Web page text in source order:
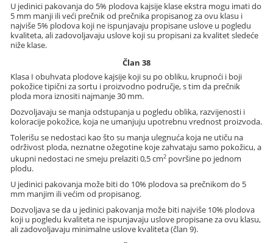
U jedinici pakovanja do 5% plodova kajsije klase ekstra mogu imati do
5 mm manji ili veći prečnik od prečnika propisanog za ovu klasu i
najviše 5% plodova koji ne ispunjavaju propisane uslove u pogledu
kvaliteta, ali zadovoljavaju uslove koji su propisani za kvalitet sledeće
niže klase.
Član 38
Klasa I obuhvata plodove kajsije koji su po obliku, krupnoći i boji
pokožice tipični za sortu i proizvodno područje, s tim da prečnik
ploda mora iznositi najmanje 30 mm.
Dozvoljavaju se manja odstupanja u pogledu oblika, razvijenosti i
koloracije pokožice, koja ne umanjuju upotrebnu vrednost proizvoda.
Tolerišu se nedostaci kao što su manja ulegnuća koja ne utiču na
održivost ploda, neznatne ožegotine koje zahvataju samo pokožicu, a
ukupni nedostaci ne smeju prelaziti 0,5 cm2 površine po jednom
plodu.
U jedinici pakovanja može biti do 10% plodova sa prečnikom do 5
mm manjim ili većim od propisanog.
Dozvoljava se da u jedinici pakovanja može biti najviše 10% plodova
koji u pogledu kvaliteta ne ispunjavaju uslove propisane za ovu klasu,
ali zadovoljavaju minimalne uslove kvaliteta (član 9).